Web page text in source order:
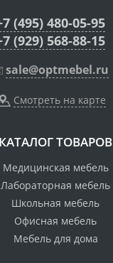
(495) 480-05-95
(929) 568-88-15
sale@optmebel.ru
Смотреть на карте
КАТАЛОГ ТОВАРОВ
Медицинская мебель
Лабораторная мебель
Школьная мебель
Офисная мебель
Мебель для дома